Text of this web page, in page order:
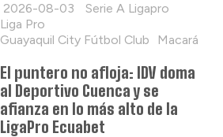
2026-08-03
Serie A Ligapro
Liga Pro
Guayaquil City Fútbol Club
Macará
El puntero no afloja: IDV doma
al Deportivo Cuenca y se
afianza en lo más alto de la
LigaPro Ecuabet